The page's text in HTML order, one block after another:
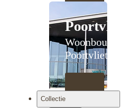
Poortvliet
Woonboulevard
Poortvliet XXL
Collectie